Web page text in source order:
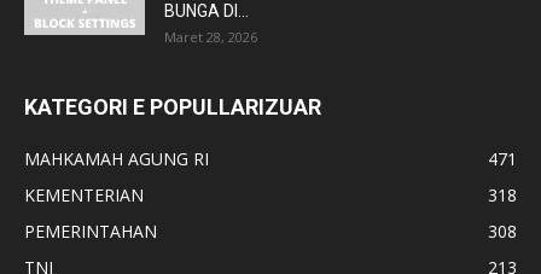
BUNGA DI...
Maret 28, 2026
KATEGORI E POPULLARIZUAR
MAHKAMAH AGUNG RI
471
KEMENTERIAN
318
PEMERINTAHAN
308
TNI
213